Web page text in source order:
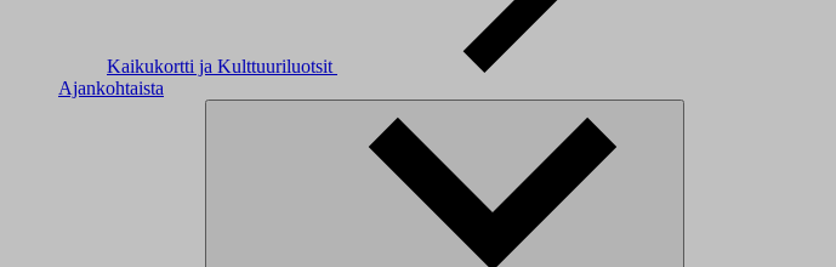
Kaikukortti ja Kulttuuriluotsit
Ajankohtaista